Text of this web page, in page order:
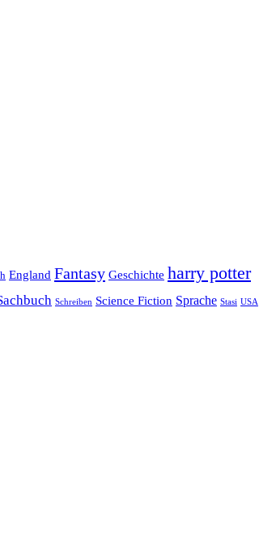
England Fantasy Geschichte harry potter
Schreiben Science Fiction Sprache Stasi USA